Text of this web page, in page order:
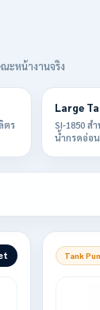
ะหน้างานจริง
ตร
Large
SI-1850 ส
น้ำกรดอ่อน
Tank